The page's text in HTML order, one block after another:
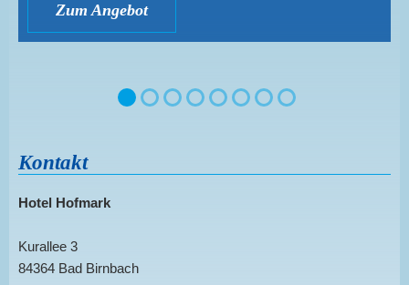
Zum Angebot
Kontakt
Hotel Hofmark
Kurallee 3
84364 Bad Birnbach